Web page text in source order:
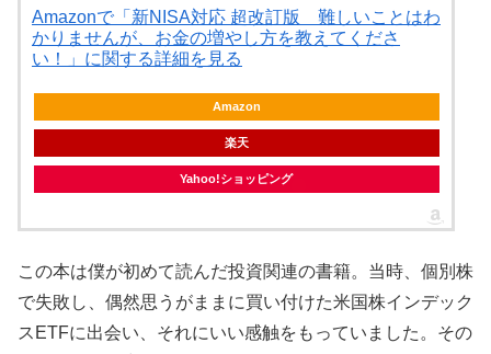
Amazonで「新NISA対応 超改訂版 難しいことはわ
かりませんが、お金の増やし方を教えてくださ
い！」に関する詳細を見る
Amazon
楽天
Yahoo!ショッピング
この本は僕が初めて読んだ投資関連の書籍。当時、個別株
で失敗し、偶然思うがままに買い付けた米国株インデック
スETFに出会い、それにいい感触をもっていました。その